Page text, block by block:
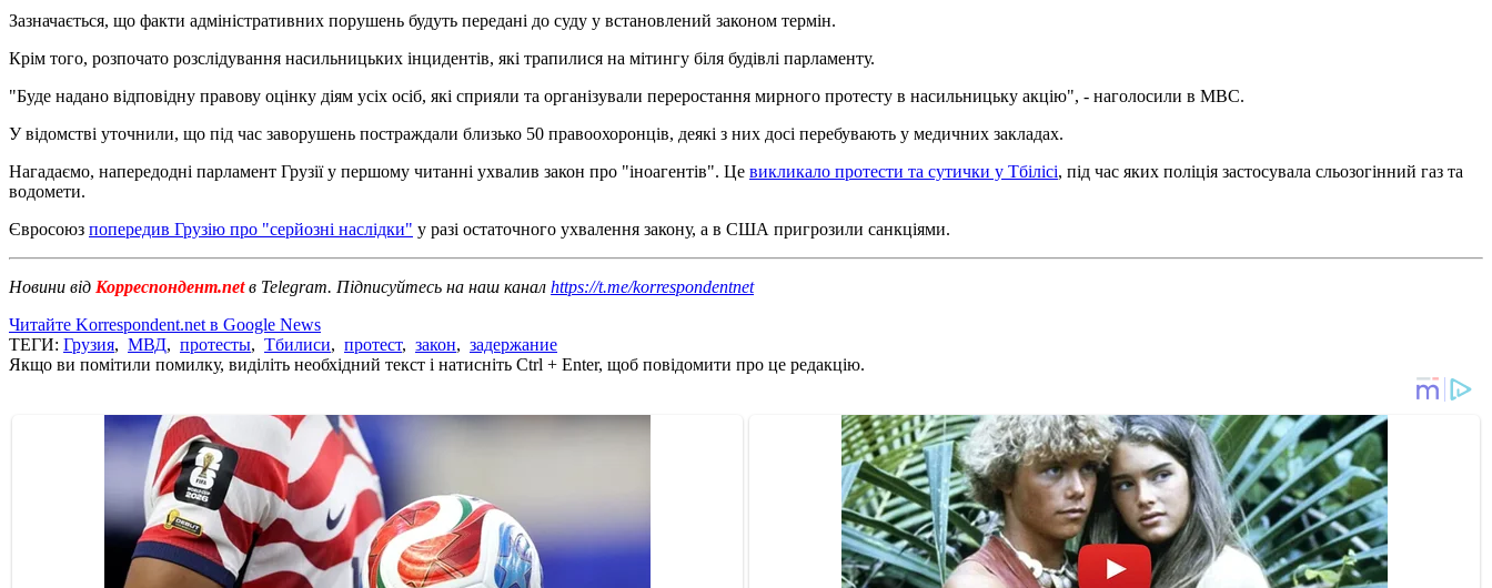
Зазначається, що факти адміністративних порушень будуть передані до суду у встановлений законом термін.
Крім того, розпочато розслідування насильницьких інцидентів, які трапилися на мітингу біля будівлі парламенту.
"Буде надано відповідну правову оцінку діям усіх осіб, які сприяли та організували переростання мирного протесту в насильницьку акцію", - наголосили в МВС.
У відомстві уточнили, що під час заворушень постраждали близько 50 правоохоронців, деякі з них досі перебувають у медичних закладах.
Нагадаємо, напередодні парламент Грузії у першому читанні ухвалив закон про "іноагентів". Це викликало протести та сутички у Тбілісі, під час яких поліція застосувала сльозогінний газ та
водомети.
Євросоюз попередив Грузію про "серйозні наслідки" у разі остаточного ухвалення закону, а в США пригрозили санкціями.
Новини від Корреспондент.netв Telegram. Підписуйтесь на наш канал https://t.me/korrespondentnet
Читайте Korrespondent.net в Google News
ТЕГИ: Грузия, МВД, протесты, Тбилиси, протест, закон, задержание
Якщо ви помітили помилку, виділіть необхідний текст і натисніть Ctrl + Enter, щоб повідомити про це редакцію.